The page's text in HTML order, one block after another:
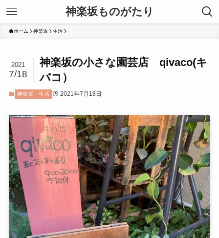
神楽坂ものがたり
ホーム 神楽坂 生活
神楽坂の小さな園芸店 qivaco(キ
バコ）
2021
7/18
神楽坂 生活 2021年7月18日